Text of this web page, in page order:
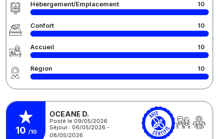
Hébergement/Emplacement 10
Confort 10
Accueil 10
Région 10
10 /10
OCEANE D.
Posté le 09/05/2026
Séjour : 06/05/2026 -
08/05/2026